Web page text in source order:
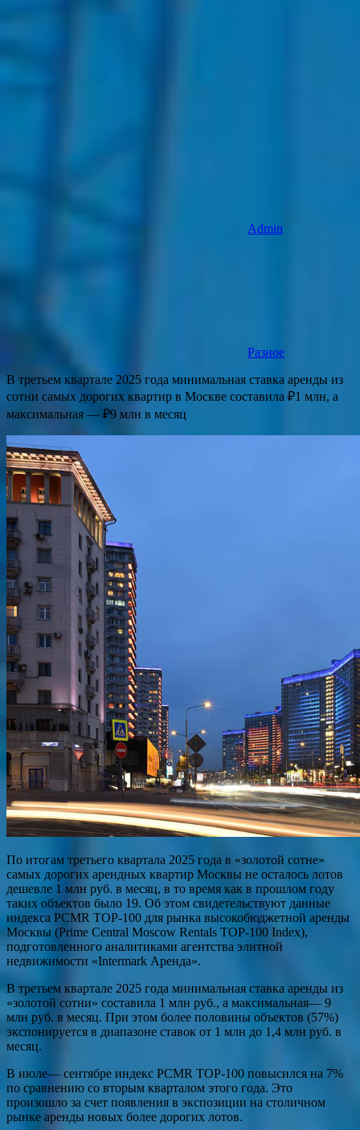
Admin
Разное
В третьем квартале 2025 года минимальная ставка аренды из
сотни самых дорогих квартир в Москве составила ₽1 млн, а
максимальная — ₽9 млн в месяц
По итогам третьего квартала 2025 года в «золотой сотне»
самых дорогих арендных квартир Москвы не осталось лотов
дешевле 1 млн руб. в месяц, в то время как в прошлом году
таких объектов было 19. Об этом свидетельствуют данные
индекса PCMR TOP-100 для рынка высокобюджетной аренды
Москвы (Prime Central Moscow Rentals TOP-100 Index),
подготовленного аналитиками агентства элитной
недвижимости «Intermark Аренда».
В третьем квартале 2025 года минимальная ставка аренды из
«золотой сотни» составила 1 млн руб., а максимальная— 9
млн руб. в месяц. При этом более половины объектов (57%)
экспонируется в диапазоне ставок от 1 млн до 1,4 млн руб. в
месяц.
В июле— сентябре индекс PCMR TOP-100 повысился на 7%
по сравнению со вторым кварталом этого года. Это
произошло за счет появления в экспозиции на столичном
рынке аренды новых более дорогих лотов.